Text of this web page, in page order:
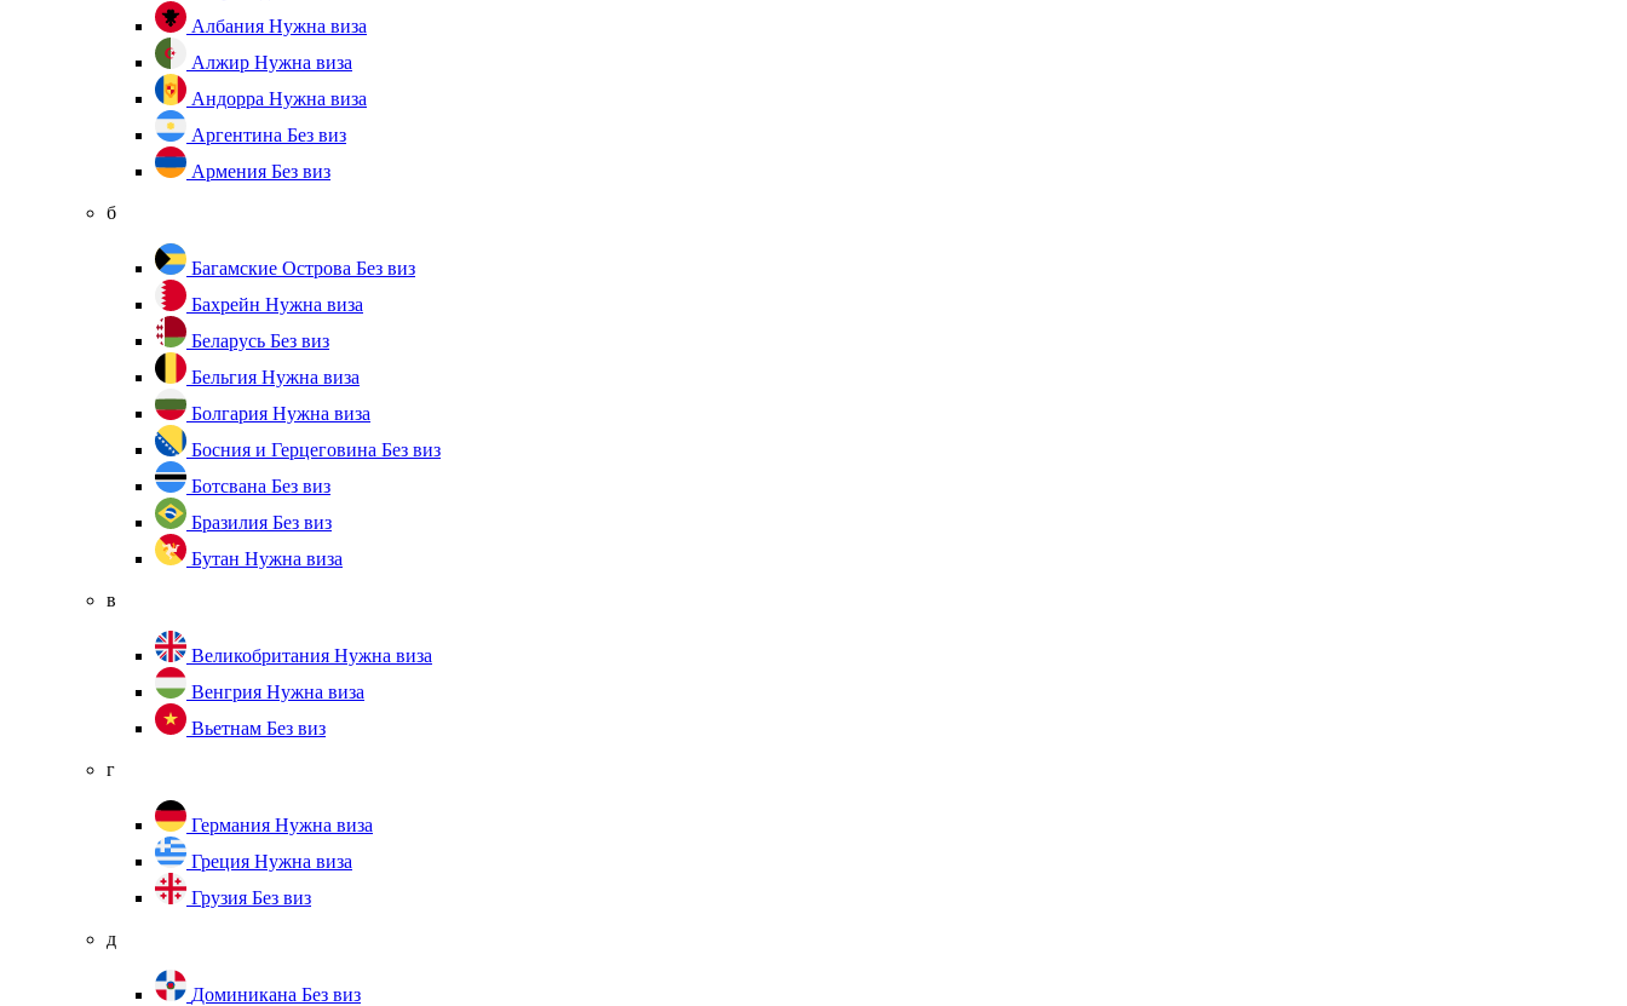
Албания Нужна виза
Алжир Нужна виза
Андорра Нужна виза
Аргентина Без виз
Армения Без виз
б
Багамские Острова Без виз
Бахрейн Нужна виза
Беларусь Без виз
Бельгия Нужна виза
Болгария Нужна виза
Босния и Герцеговина Без виз
Ботсвана Без виз
Бразилия Без виз
Бутан Нужна виза
в
Великобритания Нужна виза
Венгрия Нужна виза
Вьетнам Без виз
г
Германия Нужна виза
Греция Нужна виза
Грузия Без виз
д
Доминикана Без виз